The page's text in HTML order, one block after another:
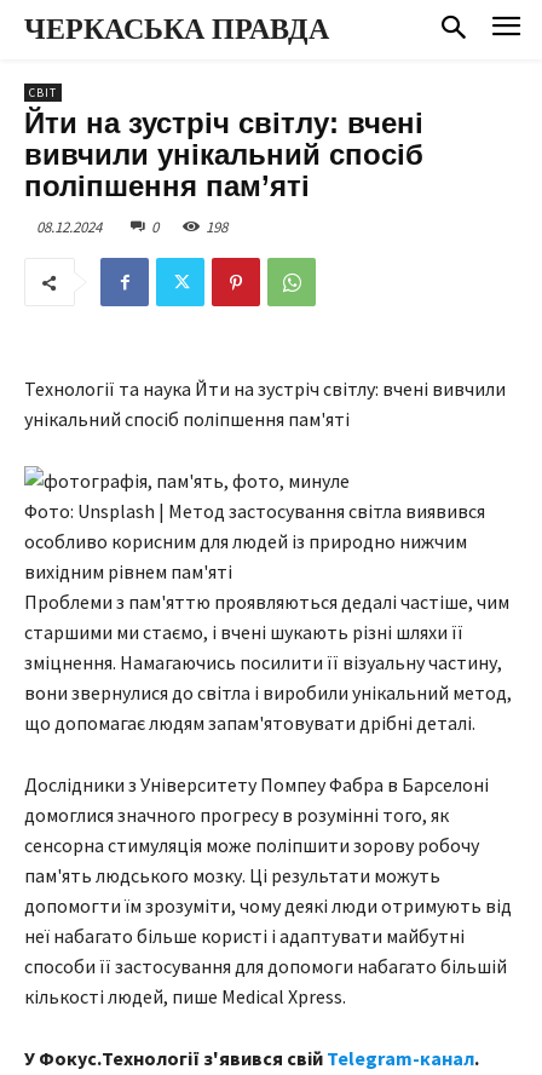
ЧЕРКАСЬКА ПРАВДА
СВІТ
Йти на зустріч світлу: вчені
вивчили унікальний спосіб
поліпшення пам’яті
08.12.2024 0 198
Технології та наука Йти на зустріч світлу: вчені вивчили
унікальний спосіб поліпшення пам'яті
Фото: Unsplash | Метод застосування світла виявився
особливо корисним для людей із природно нижчим
вихідним рівнем пам'яті
Проблеми з пам'яттю проявляються дедалі частіше, чим
старшими ми стаємо, і вчені шукають різні шляхи її
зміцнення. Намагаючись посилити її візуальну частину,
вони звернулися до світла і виробили унікальний метод,
що допомагає людям запам'ятовувати дрібні деталі.
Дослідники з Університету Помпеу Фабра в Барселоні
домоглися значного прогресу в розумінні того, як
сенсорна стимуляція може поліпшити зорову робочу
пам'ять людського мозку. Ці результати можуть
допомогти їм зрозуміти, чому деякі люди отримують від
неї набагато більше користі і адаптувати майбутні
способи її застосування для допомоги набагато більшій
кількості людей, пише Medical Xpress.
У Фокус.Технології з'явився свій Telegram-канал.